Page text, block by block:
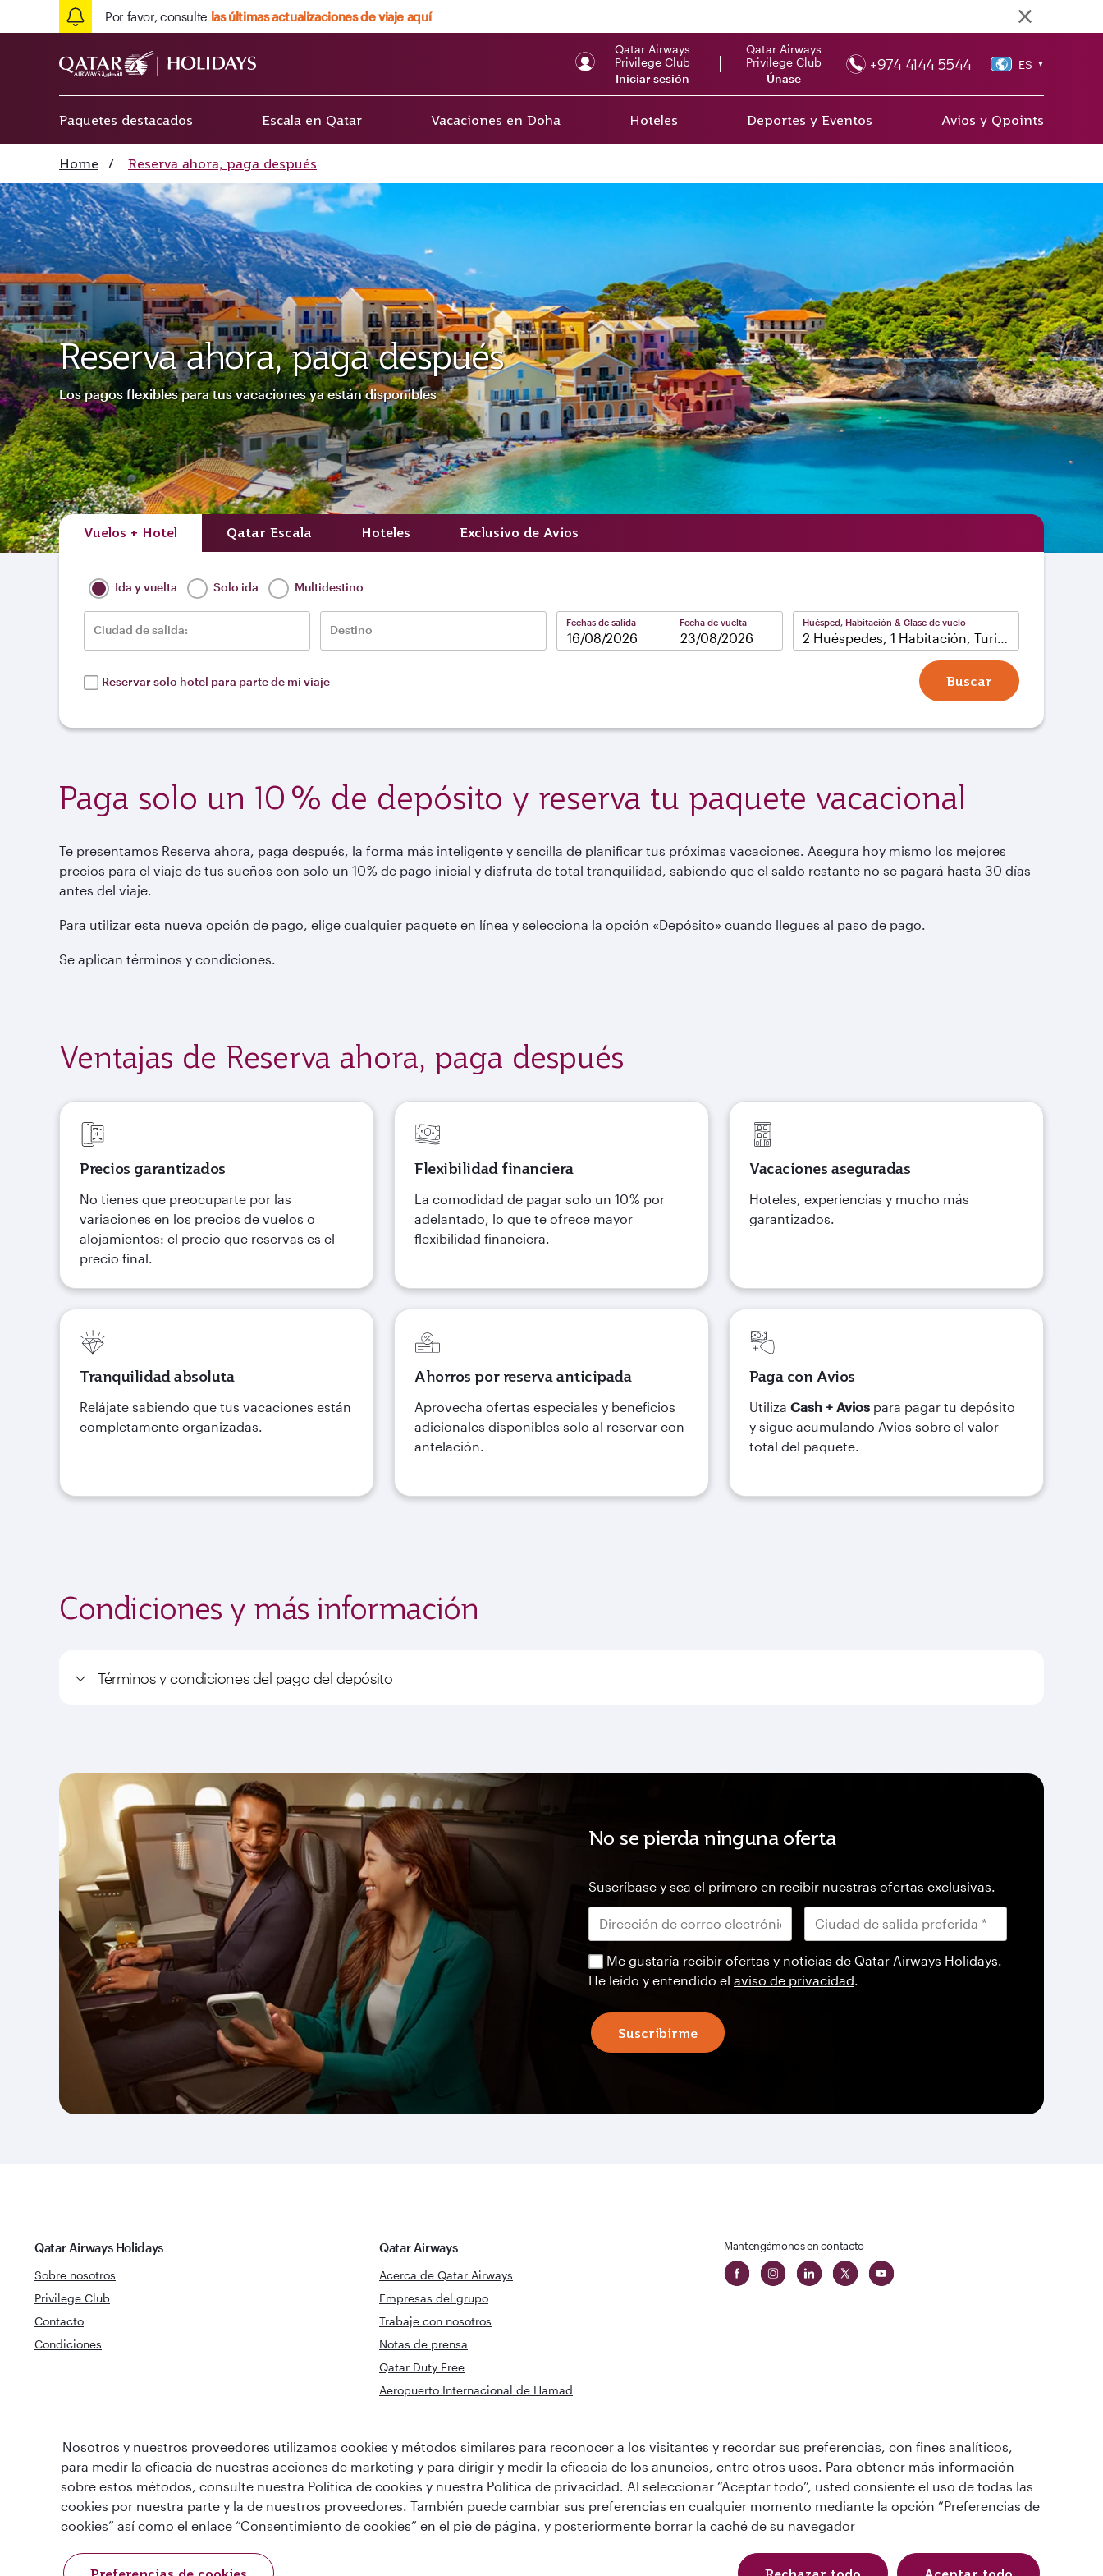
Por favor, consulte las últimas actualizaciones de viaje aquí
Qatar Airways
Privilege Club
Iniciar sesión
Qatar Airways
Privilege Club
Únase
+974 4144 5544 ES ▼
Paquetes destacados Escala en Qatar Vacaciones en Doha Hoteles Deportes y Eventos Avios y Qpoints
Home / Reserva ahora, paga después
Reserva ahora, paga después
Los pagos flexibles para tus vacaciones ya están disponibles
Vuelos + Hotel Qatar Escala Hoteles Exclusivo de Avios
Ida y vuelta Solo ida Multidestino
Ciudad de salida: Destino
Fechas de salida Fecha de vuelta Huésped, Habitación & Clase de vuelo
2 Huéspedes, 1 Habitación, Turista
Reservar solo hotel para parte de mi viaje Buscar
Paga solo un 10 % de depósito y reserva tu paquete vacacional
Te presentamos Reserva ahora, paga después, la forma más inteligente y sencilla de planificar tus próximas vacaciones. Asegura hoy mismo los mejores
precios para el viaje de tus sueños con solo un 10 % de pago inicial y disfruta de total tranquilidad, sabiendo que el saldo restante no se pagará hasta 30 días
antes del viaje.
Para utilizar esta nueva opción de pago, elige cualquier paquete en línea y selecciona la opción «Depósito» cuando llegues al paso de pago.
Se aplican términos y condiciones.
Ventajas de Reserva ahora, paga después
Precios garantizados
No tienes que preocuparte por las
variaciones en los precios de vuelos o
alojamientos: el precio que reservas es el
precio final.
Flexibilidad financiera
La comodidad de pagar solo un 10 % por
adelantado, lo que te ofrece mayor
flexibilidad financiera.
Vacaciones aseguradas
Hoteles, experiencias y mucho más
garantizados.
Tranquilidad absoluta
Relájate sabiendo que tus vacaciones están
completamente organizadas.
Ahorros por reserva anticipada
Aprovecha ofertas especiales y beneficios
adicionales disponibles solo al reservar con
antelación.
Paga con Avios
Utiliza Cash + Avios para pagar tu depósito
y sigue acumulando Avios sobre el valor
total del paquete.
Condiciones y más información
Términos y condiciones del pago del depósito
No se pierda ninguna oferta
Suscríbase y sea el primero en recibir nuestras ofertas exclusivas.
Me gustaría recibir ofertas y noticias de Qatar Airways Holidays.
He leído y entendido el aviso de privacidad
Suscribirme
Qatar Airways Holidays
Sobre nosotros
Privilege Club
Contacto
Condiciones
Qatar Airways
Acerca de Qatar Airways
Empresas del grupo
Trabaje con nosotros
Notas de prensa
Qatar Duty Free
Aeropuerto Internacional de Hamad
Mantengámonos en contacto
Mejor Aerolínea de
Oriente Medio
Mejor Aerolínea del
Mundo
Mejor Clase Business
del mundo
mejor sala VIP
Business del mundo
Nosotros y nuestros proveedores utilizamos cookies y métodos similares para reconocer a los visitantes y recordar sus preferencias, con fines analíticos,
para medir la eficacia de nuestras acciones de marketing y para dirigir y medir la eficacia de los anuncios, entre otros usos. Para obtener más información
sobre estos métodos, consulte nuestra Política de cookies y nuestra Política de privacidad. Al seleccionar “Aceptar todo”, usted consiente el uso de todas las
cookies por nuestra parte y la de nuestros proveedores. También puede cambiar sus preferencias en cualquier momento mediante la opción “Preferencias de
cookies” así como el enlace “Consentimiento de cookies” en el pie de página, y posteriormente borrar la caché de su navegador